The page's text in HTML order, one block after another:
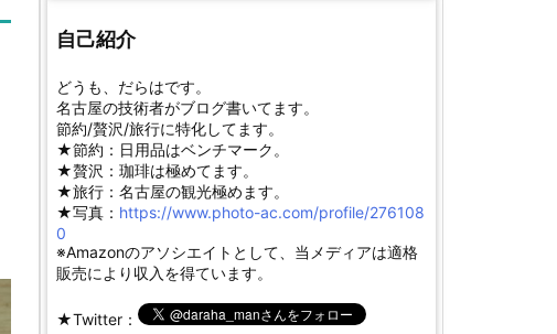
自己紹介
どうも、だらはです。
名古屋の技術者がブログ書いてます。
節約/贅沢/旅行に特化してます。
★節約：日用品はベンチマーク。
★贅沢：珈琲は極めてます。
★旅行：名古屋の観光極めます。
★写真： https://www.photo-ac.com/profile/276108
0
※Amazonのアソシエイトとして、当メディアは適格
販売により収入を得ています。
★Twitter：